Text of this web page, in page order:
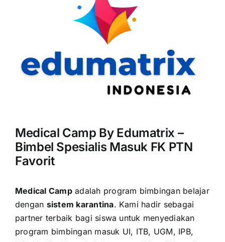
Medical Camp By Edumatrix –
Bimbel Spesialis Masuk FK PTN
Favorit
Medical Campadalah program bimbingan belajar
dengan sistem karantina. Kami hadir sebagai
partner terbaik bagi siswa untuk menyediakan
program bimbingan masuk UI, ITB, UGM, IPB,